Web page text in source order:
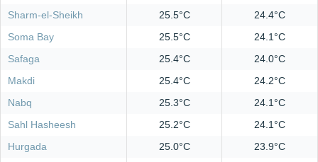
Sharm-el-Sheikh
25.5°C
24.4°C
Soma Bay
25.5°C
24.1°C
Safaga
25.4°C
24.0°C
Makdi
25.4°C
24.2°C
Nabq
25.3°C
24.1°C
Sahl Hasheesh
25.2°C
24.1°C
Hurgada
25.0°C
23.9°C